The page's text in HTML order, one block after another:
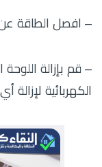
– افصل الطاقة
– قم بإزالة
الكهربائية